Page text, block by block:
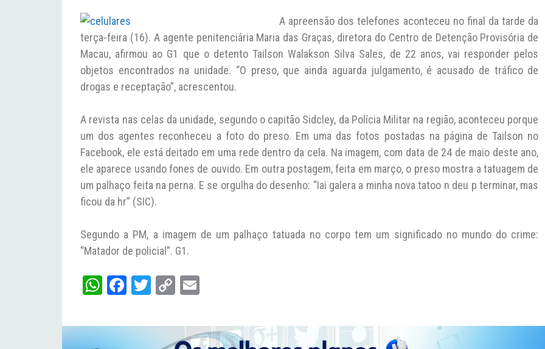
p
o
o
k
n
k
A apreensão dos telefones aconteceu no final da tarde da
terça-feira (16). A agente penitenciária Maria das Graças, diretora do Centro de Detenção Provisória de
Macau, afirmou ao G1 que o detento Tailson Walakson Silva Sales, de 22 anos, vai responder pelos
objetos encontrados na unidade. “O preso, que ainda aguarda julgamento, é acusado de tráfico de
drogas e receptação”, acrescentou.
A revista nas celas da unidade, segundo o capitão Sidcley, da Polícia Militar na região, aconteceu porque
um dos agentes reconheceu a foto do preso. Em uma das fotos postadas na página de Tailson no
Facebook, ele está deitado em uma rede dentro da cela. Na imagem, com data de 24 de maio deste ano,
ele aparece usando fones de ouvido. Em outra postagem, feita em março, o preso mostra a tatuagem de
um palhaço feita na perna. E se orgulha do desenho: “Iai galera a minha nova tatoo n deu p terminar, mas
ficou da hr” (SIC).
Segundo a PM, a imagem de um palhaço tatuada no corpo tem um significado no mundo do crime:
“Matador de policial”. G1.
W
ts
A
Fa
bo
ok
T
tt
er
C
y
Li
ail